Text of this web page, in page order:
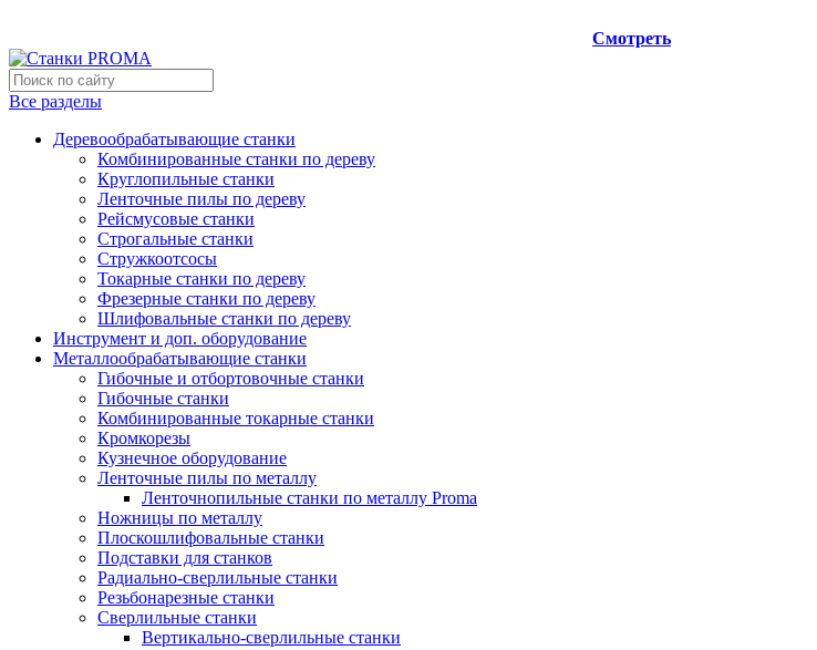
Смотреть
Все разделы
Деревообрабатывающие станки
Комбинированные станки по дереву
Круглопильные станки
Ленточные пилы по дереву
Рейсмусовые станки
Строгальные станки
Стружкоотсосы
Токарные станки по дереву
Фрезерные станки по дереву
Шлифовальные станки по дереву
Инструмент и доп. оборудование
Металлообрабатывающие станки
Гибочные и отбортовочные станки
Гибочные станки
Комбинированные токарные станки
Кромкорезы
Кузнечное оборудование
Ленточные пилы по металлу
Ленточнопильные станки по металлу Proma
Ножницы по металлу
Плоскошлифовальные станки
Подставки для станков
Радиально-сверлильные станки
Резьбонарезные станки
Сверлильные станки
Вертикально-сверлильные станки